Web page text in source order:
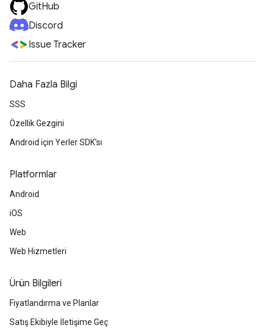
GitHub
Discord
Issue Tracker
Daha Fazla Bilgi
SSS
Özellik Gezgini
Android için Yerler SDK'sı
Platformlar
Android
iOS
Web
Web Hizmetleri
Ürün Bilgileri
Fiyatlandırma ve Planlar
Satış Ekibiyle İletişime Geç